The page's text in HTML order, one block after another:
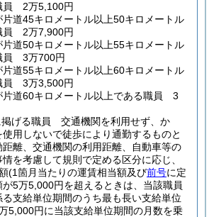
員 2万5,100円
片道45キロメートル以上50キロメートル
員 2万7,900円
片道50キロメートル以上55キロメートル
員 3万700円
片道55キロメートル以上60キロメートル
員 3万3,500円
片道60キロメートル以上である職員 3
掲げる職員 交通機関を利用せず、か
用しないで徒歩により通勤するものと
距離、交通機関の利用距離、自動車等の
を考慮して規則で定める区分に応じ、
(1箇月当たりの運賃相当額及び前号に定
5万5,000円を超えるときは、当該職員
支給単位期間のうち最も長い支給単位
5,000円に当該支給単位期間の月数を乗